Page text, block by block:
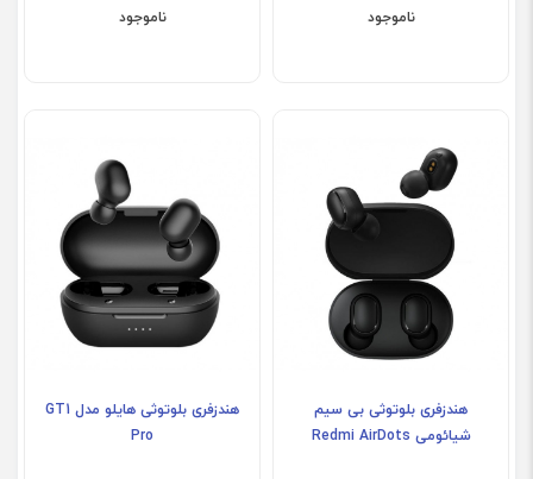
ناموجود ناموجود
هندزفری بلوتوثی بی سیم
شیائومی Redmi AirDots
هندزفری بلوتوثی هایلو مدل GT1
Pro